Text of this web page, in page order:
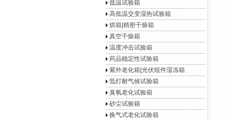
低温试验箱
高低温交变湿热试验箱
烘箱|精密干燥箱
真空干燥箱
温度冲击试验箱
药品稳定性试验箱
紫外老化箱|光伏组件湿冻箱
氙灯耐气候试验箱
臭氧老化试验箱
砂尘试验箱
换气式老化试验箱